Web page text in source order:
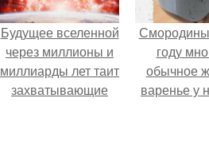
Будущее вселенной
через миллионы и
миллиарды лет таит
захватывающие
году
обычное
варенье у